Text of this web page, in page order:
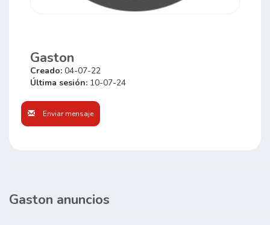
Gaston
Creado: 04-07-22
Última sesión: 10-07-24
Enviar mensaje
Gaston anuncios